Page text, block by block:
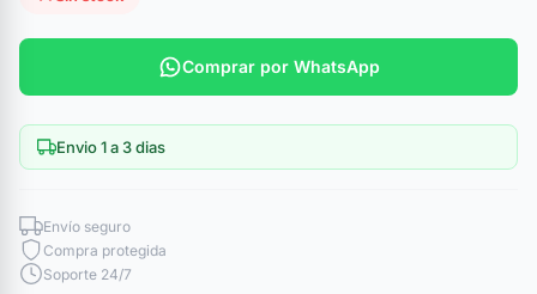
Comprar por WhatsApp
Envio 1 a 3 dias
Envío seguro
Compra protegida
Soporte 24/7